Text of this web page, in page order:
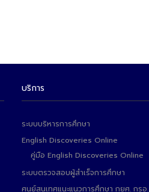
บริการ
ระบบบริหารการศึกษา
English Discoveries Online
คู่มือ English Discoveries Online
ระบบตรวจสอบผู้สำเร็จการศึกษา
ศูนย์สนเทศแนะแนวการศึกษา กยศ. กรอ.